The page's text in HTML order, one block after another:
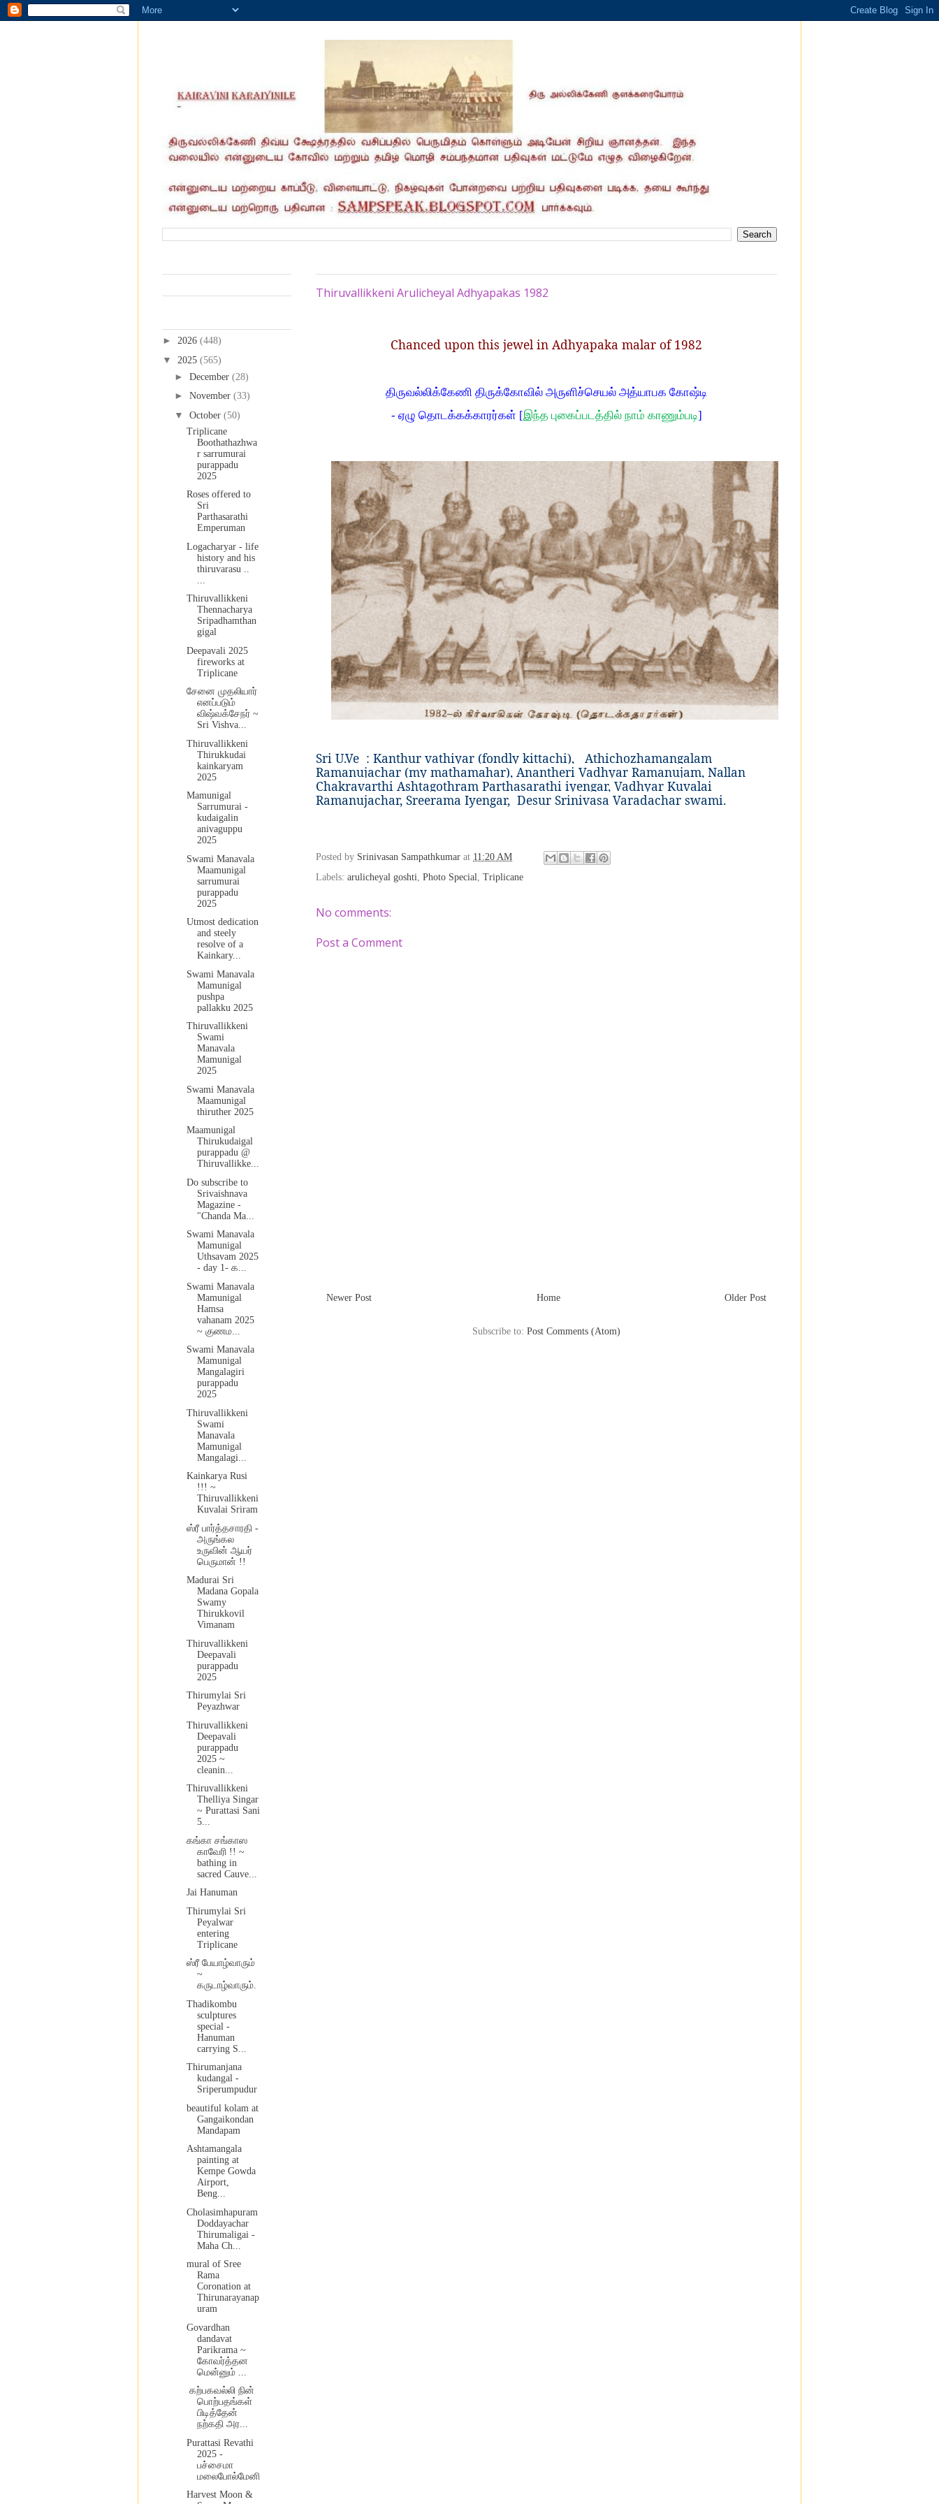
Thiruvallikkeni Arulicheyal Adhyapakas 1982
Chanced upon this jewel in Adhyapaka malar of 1982
திருவல்லிக்கேணி திருக்கோவில் அருளிச்செயல் அத்யாபக கோஷ்டி
- ஏழு தொடக்கக்காரர்கள் [இந்த புகைப்படத்தில் நாம் காணும்படி]
Sri U.Ve : Kanthur vathiyar (fondly kittachi),
Athichozhamangalam
Ramanujachar (my mathamahar), Anantheri Vadhyar Ramanujam, Nallan
Chakravarthi Ashtagothram Parthasarathi iyengar, Vadhyar Kuvalai
Ramanujachar, Sreerama Iyengar, Desur Srinivasa Varadachar swami.
Posted by Srinivasan Sampathkumar at 11:20 AM
Labels: arulicheyal goshti, Photo Special, Triplicane
No comments:
Post a Comment
Newer Post Older Post
Home
Subscribe to: Post Comments (Atom)
► 2026 (448)
▼ 2025 (565)
► December (28)
► November (33)
▼ October (50)
Triplicane
Boothathazhwa
r sarrumurai
purappadu
2025
Roses offered to
Sri
Parthasarathi
Emperuman
Logacharyar - life
history and his
thiruvarasu ..
Thiruvallikkeni
Thennacharya
Sripadhamthan
gigal
Deepavali 2025
fireworks at
Triplicane
சேனை முதலியார்
எனப்படும்
விஷ்வக்சேநர் ~
Sri Vishva...
Thiruvallikkeni
Thirukkudai
kainkaryam
2025
Mamunigal
Sarrumurai -
kudaigalin
anivaguppu
2025
Swami Manavala
Maamunigal
sarrumurai
purappadu
2025
Utmost dedication
and steely
resolve of a
Kainkary...
Swami Manavala
Mamunigal
pushpa
pallakku 2025
Thiruvallikkeni
Swami
Manavala
Mamunigal
2025
Swami Manavala
Maamunigal
thiruther 2025
Maamunigal
Thirukudaigal
purappadu @
Thiruvallikke...
Do subscribe to
Srivaishnava
Magazine -
"Chanda Ma...
Swami Manavala
Mamunigal
Uthsavam 2025
- day 1- க...
Swami Manavala
Mamunigal
Hamsa
vahanam 2025
~ குணம...
Swami Manavala
Mamunigal
Mangalagiri
purappadu
2025
Thiruvallikkeni
Swami
Manavala
Mamunigal
Mangalagi...
Kainkarya Rusi
!!! ~
Thiruvallikkeni
Kuvalai Sriram
ஸ்ரீ பார்த்தசாரதி -
அருங்கல
உருவின் ஆயர்
பெருமான் !!
Madurai Sri
Madana Gopala
Swamy
Thirukkovil
Vimanam
Thiruvallikkeni
Deepavali
purappadu
2025
Thirumylai Sri
Peyazhwar
Thiruvallikkeni
Deepavali
purappadu
2025 ~
cleanin...
Thiruvallikkeni
Thelliya Singar
~ Purattasi Sani
5...
கங்கா சங்காஸ
காவேரி !! ~
bathing in
sacred Cauve...
Jai Hanuman
Thirumylai Sri
Peyalwar
entering
Triplicane
ஸ்ரீ பேயாழ்வாரும்
~
கருடாழ்வாரும்.
Thadikombu
sculptures
special -
Hanuman
carrying S...
Thirumanjana
kudangal -
Sriperumpudur
beautiful kolam at
Gangaikondan
Mandapam
Ashtamangala
painting at
Kempe Gowda
Airport,
Beng...
Cholasimhapuram
Doddayachar
Thirumaligai -
Maha Ch...
mural of Sree
Rama
Coronation at
Thirunarayanap
uram
Govardhan
dandavat
Parikrama ~
கோவர்த்தன
மென்னும் ...
கற்பகவல்லி நின்
பொற்பதங்கள்
பிடித்தேன்
நற்கதி அர...
Purattasi Revathi
2025 -
பச்சைமா
மலைபோல்மேனி
Harvest Moon &